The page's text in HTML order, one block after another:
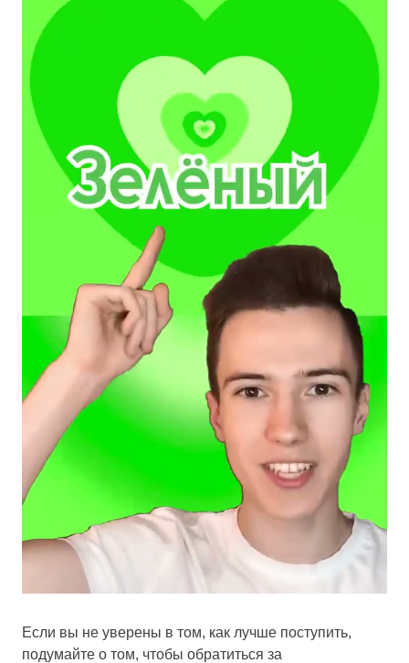
Если вы не уверены в том, как лучше поступить,
подумайте о том, чтобы обратиться за